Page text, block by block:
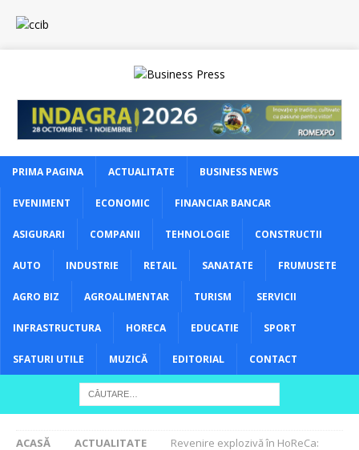
PRIMA PAGINA ACTUALITATE BUSINESS NEWS
EVENIMENT ECONOMIC FINANCIAR BANCAR
ASIGURARI COMPANII TEHNOLOGIE CONSTRUCTII
AUTO INDUSTRIE RETAIL SANATATE FRUMUSETE
AGRO BIZ AGROALIMENTAR TURISM SERVICII
INFRASTRUCTURA HORECA EDUCATIE SPORT
SFATURI UTILE MUZICĂ EDITORIAL CONTACT
ACASĂ ACTUALITATE
Revenire explozivă în HoReCa: